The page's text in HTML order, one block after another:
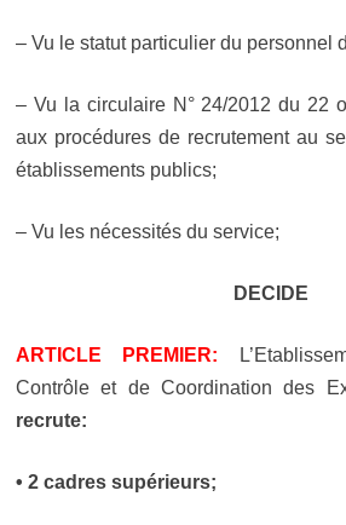
– Vu le statut particulier du personnel
– Vu la circulaire N° 24/2012 du 22
aux procédures de recrutement au
établissements publics;
– Vu les nécessités du service;
DECIDE
ARTICLE PREMIER:
Contrôle et de Coordination des
recrute:
• 2 cadres supérieurs;